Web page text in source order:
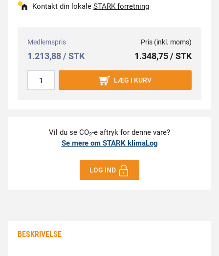
Kontakt din lokale STARK forretning
Medlemspris
1.213,88 / STK
Pris (inkl. moms)
1.348,75 / STK
LÆG I KURV
Vil du se CO2-e aftryk for denne vare?
Se mere om STARK klimaLog
LOG IND
BESKRIVELSE